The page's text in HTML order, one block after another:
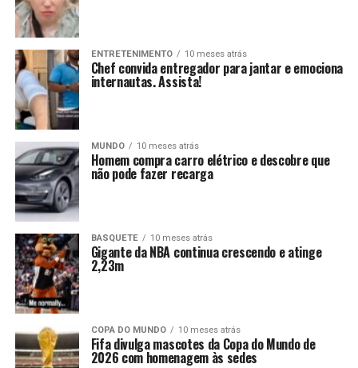
ENTRETENIMENTO 10 meses atrás
Chef convida entregador para jantar e emociona
internautas. Assista!
MUNDO 10 meses atrás
Homem compra carro elétrico e descobre que
não pode fazer recarga
BASQUETE 10 meses atrás
Gigante da NBA continua crescendo e atinge
2,23m
COPA DO MUNDO 10 meses atrás
Fifa divulga mascotes da Copa do Mundo de
2026 com homenagem às sedes